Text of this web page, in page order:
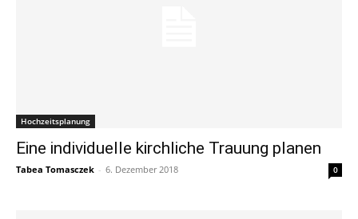
Hochzeitsplanung
Eine individuelle kirchliche Trauung planen
Tabea Tomasczek - 6. Dezember 2018 0